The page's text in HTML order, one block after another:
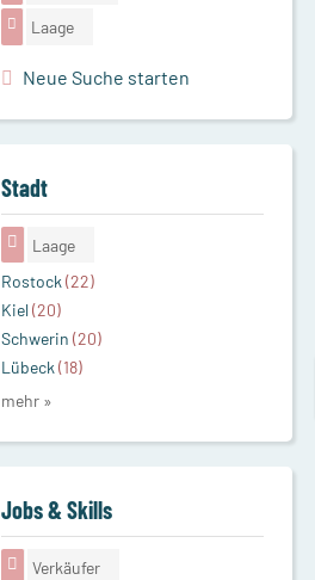
Laage
Neue Suche starten
Stadt
Laage
Rostock(22)
Kiel(20)
Schwerin (20)
Lübeck(18)
mehr »
Jobs & Skills
Verkäufer